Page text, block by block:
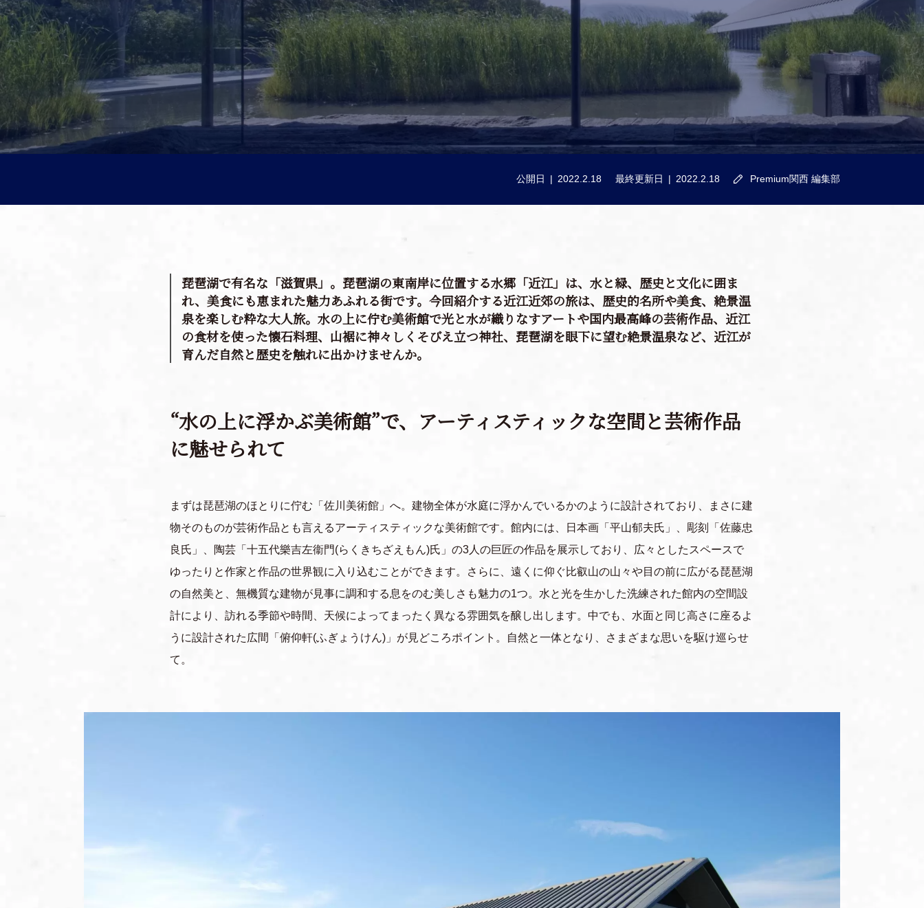
おすすめの周遊ルート
移動体験
公開日 2022.2.18 最終更新日 2022.2.18 Premium関西 編集部
琵琶湖で有名な「滋賀県」。琵琶湖の東南岸に位置する水郷「近江」は、水と緑、歴史と文化に囲ま
れ、美食にも恵まれた魅力あふれる街です。今回紹介する近江近郊の旅は、歴史的名所や美食、絶景温
泉を楽しむ粋な大人旅。水の上に佇む美術館で光と水が織りなすアートや国内最高峰の芸術作品、近江
の食材を使った懐石料理、山裾に神々しくそびえ立つ神社、琵琶湖を眼下に望む絶景温泉など、近江が
育んだ自然と歴史を触れに出かけませんか。
“水の上に浮かぶ美術館”で、アーティスティックな空間と芸術作品
に魅せられて
まずは琵琶湖のほとりに佇む「佐川美術館」へ。建物全体が水庭に浮かんでいるかのように設計されており、まさに建
物そのものが芸術作品とも言えるアーティスティックな美術館です。館内には、日本画「平山郁夫氏」、彫刻「佐藤忠
良氏」、陶芸「十五代樂吉左衞門(らくきちざえもん)氏」の3人の巨匠の作品を展示しており、広々としたスペースで
ゆったりと作家と作品の世界観に入り込むことができます。さらに、遠くに仰ぐ比叡山の山々や目の前に広がる琵琶湖
の自然美と、無機質な建物が見事に調和する息をのむ美しさも魅力の1つ。水と光を生かした洗練された館内の空間設
計により、訪れる季節や時間、天候によってまったく異なる雰囲気を醸し出します。中でも、水面と同じ高さに座るよ
うに設計された広間「俯仰軒(ふぎょうけん)」が見どころポイント。自然と一体となり、さまざまな思いを駆け巡らせ
て。